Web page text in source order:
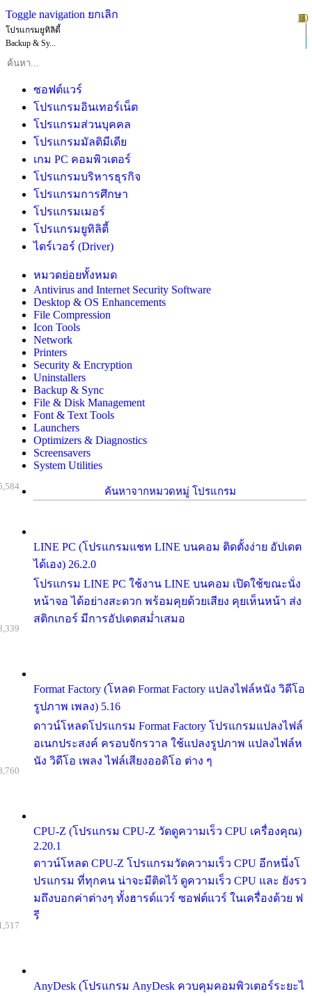
Toggle navigation ยกเลิก
โปรแกรมยูทิลิตี้
Backup & Sy...
ซอฟต์แวร์
โปรแกรมอินเทอร์เน็ต
โปรแกรมส่วนบุคคล
โปรแกรมมัลติมีเดีย
เกม PC คอมพิวเตอร์
โปรแกรมบริหารธุรกิจ
โปรแกรมการศึกษา
โปรแกรมเมอร์
โปรแกรมยูทิลิตี้
ไดร์เวอร์ (Driver)
หมวดย่อยทั้งหมด
Antivirus and Internet Security Software
Desktop & OS Enhancements
File Compression
Icon Tools
Network
Printers
Security & Encryption
Uninstallers
Backup & Sync
File & Disk Management
Font & Text Tools
Launchers
Optimizers & Diagnostics
Screensavers
System Utilities
ค้นหาจากหมวดหมู่ โปรแกรม
LINE PC (โปรแกรมแชท LINE บนคอม ติดตั้งง่าย อัปเดต
ได้เอง) 26.2.0
โปรแกรม LINE PC ใช้งาน LINE บนคอม เปิดใช้ขณะนั่ง
หน้าจอ ได้อย่างสะดวก พร้อมคุยด้วยเสียง คุยเห็นหน้า ส่ง
สติกเกอร์ มีการอัปเดตสม่ำเสมอ
Format Factory (โหลด Format Factory แปลงไฟล์หนัง วิดีโอ
รูปภาพ เพลง) 5.16
ดาวน์โหลดโปรแกรม Format Factory โปรแกรมแปลงไฟล์
อเนกประสงค์ ครอบจักรวาล ใช้แปลงรูปภาพ แปลงไฟล์ห
นัง วิดีโอ เพลง ไฟล์เสียงออดิโอ ต่าง ๆ
CPU-Z (โปรแกรม CPU-Z วัดดูความเร็ว CPU เครื่องคุณ)
2.20.1
ดาวน์โหลด CPU-Z โปรแกรมวัดความเร็ว CPU อีกหนึ่งโ
ปรแกรม ที่ทุกคน น่าจะมีติดไว้ ดูความเร็ว CPU และ ยังรว
มถึงบอกค่าต่างๆ ทั้งฮารด์แวร์ ซอฟต์แวร์ ในเครื่องด้วย ฟ
รี
AnyDesk (โปรแกรม AnyDesk ควบคุมคอมพิวเตอร์ระยะไ
1
2
3
4
5
6
7
8
9
10